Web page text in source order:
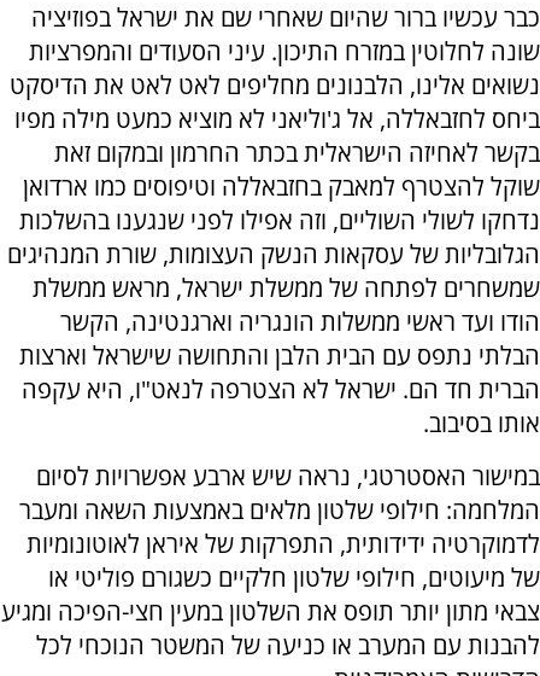
כבר עכשיו ברור שהיום שאחרי שם את ישראל בפוזיציה
שונה לחלוטין במזרח התיכון. עיני הסעודים והמפרציות
נשואים אלינו, הלבנונים מחליפים לאט לאט את הדיסקט
ביחס לחזבאללה, אל ג'וליאני לא מוציא כמעט מילה מפיו
בקשר לאחיזה הישראלית בכתר החרמון ובמקום זאת
שוקל להצטרף למאבק בחזבאללה וטיפוסים כמו ארדואן
נדחקו לשולי השוליים, וזה אפילו לפני שנגענו בהשלכות
הגלובליות של עסקאות הנשק העצומות, שורת המנהיגים
שמשחרים לפתחה של ממשלת ישראל, מראש ממשלת
הודו ועד ראשי ממשלות הונגריה וארגנטינה, הקשר
הבלתי נתפס עם הבית הלבן והתחושה שישראל וארצות
הברית חד הם. ישראל לא הצטרפה לנאט"ו, היא עקפה
אותו בסיבוב.
במישור האסטרטגי, נראה שיש ארבע אפשרויות לסיום
המלחמה: חילופי שלטון מלאים באמצעות השאה ומעבר
לדמוקרטיה ידידותית, התפרקות של איראן לאוטונומיות
של מיעוטים, חילופי שלטון חלקיים כשגורם פוליטי או
צבאי מתון יותר תופס את השלטון במעין חצי-הפיכה ומגיע
להבנות עם המערב או כניעה של המשטר הנוכחי לכל